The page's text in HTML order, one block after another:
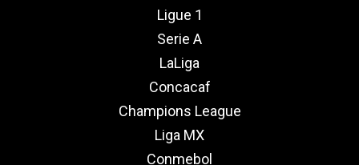
Ligue 1
Serie A
LaLiga
Concacaf
Champions League
Liga MX
Conmebol